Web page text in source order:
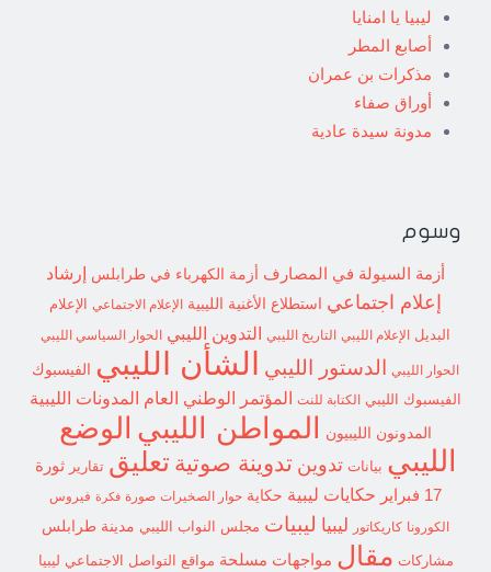
ليبيا يا امنايا
أصابع المطر
مذكرات بن عمران
أوراق صفاء
مدونة سيدة عادية
وسوم
أزمة السيولة في المصارف أزمة الكهرباء في طرابلس إرشاد
إعلام اجتماعي استطلاع الأغنية الليبية الإعلام الاجتماعي
الإعلام
البديل الإعلام الليبي التاريخ الليبي التدوين الليبي الحوار السياسي الليبي
الحوار الليبي الدستور الليبي الشأن الليبي الفيسبوك
الفيسبوك الليبي الكتابة للنت المؤتمر الوطني العام المدونات الليبية
المدونون الليبيون المواطن الليبي الوضع
الليبي بيانات تدوين تدوينة صوتية تعليق تقارير
ثورة
17 فبراير
حكايات ليبية حكاية حوار الصخيرات صورة فكرة فيروس
الكورونا كاريكاتور ليبيا ليبيات مجلس النواب الليبي مدينة طرابلس
مشاركات مقال مواجهات مسلحة مواقع التواصل الاجتماعي ليبيا